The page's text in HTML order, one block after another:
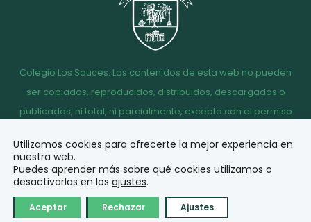
Colegio Los Sauces. Los contenidos de esta web no pueden
ser copiados, reproducidos, distribuidos, descargados o
publicados, ni total, ni parcialmente, excepto con el permiso
Aviso
legal
Política de
Privacidad
Política de
Cookies
Acceso
© Diseño y desarrollo
Utilizamos cookies para ofrecerte la mejor experiencia en
nuestra web.
Puedes aprender más sobre qué cookies utilizamos o
desactivarlas en los ajustes.
Aceptar Rechazar Ajustes